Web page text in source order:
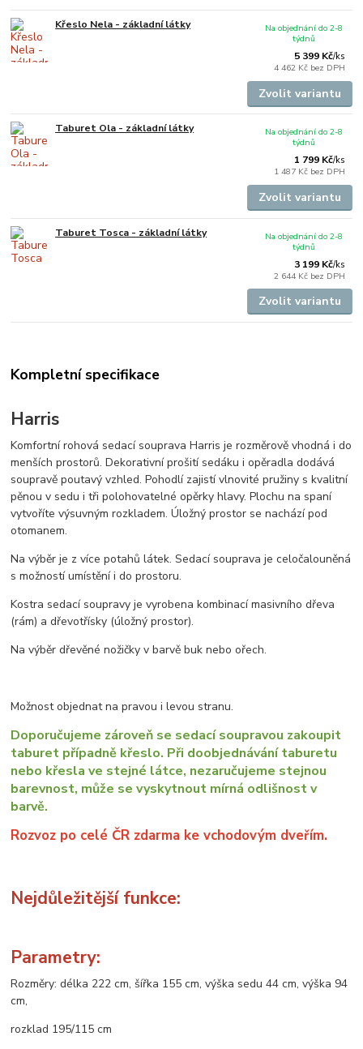
Křeslo Nela - základní látky
5 399 Kč/ks
4 462 Kč bez DPH
Na objednání do 2-8
týdnů
Zvolit variantu
Taburet Ola - základní látky
1 799 Kč/ks
1 487 Kč bez DPH
Na objednání do 2-8
týdnů
Zvolit variantu
Taburet Tosca - základní látky
3 199 Kč/ks
2 644 Kč bez DPH
Na objednání do 2-8
týdnů
Zvolit variantu
Kompletní specifikace
Harris
Komfortní rohová sedací souprava Harris je rozměrově vhodná i do
menších prostorů. Dekorativní prošití sedáku i opěradla dodává
soupravě poutavý vzhled. Pohodlí zajistí vlnovité pružiny s kvalitní
pěnou v sedu i tři polohovatelné opěrky hlavy. Plochu na spaní
vytvoříte výsuvným rozkladem. Úložný prostor se nachází pod
otomanem.
Na výběr je z více potahů látek. Sedací souprava je celočalouněná
s možností umístění i do prostoru.
Kostra sedací soupravy je vyrobena kombinací masivního dřeva
(rám) a dřevotřísky (úložný prostor).
Na výběr dřevěné nožičky v barvě buk nebo ořech.
Možnost objednat na pravou i levou stranu.
Doporučujeme zároveň se sedací soupravou zakoupit
taburet případně křeslo. Při doobjednávání taburetu
nebo křesla ve stejné látce, nezaručujeme stejnou
barevnost, může se vyskytnout mírná odlišnost v
barvě.
Rozvoz po celé ČR zdarma ke vchodovým dveřím.
Nejdůležitější funkce:
Parametry:
Rozměry: délka 222 cm, šířka 155 cm, výška sedu 44 cm, výška 94
cm,
rozklad 195/115 cm